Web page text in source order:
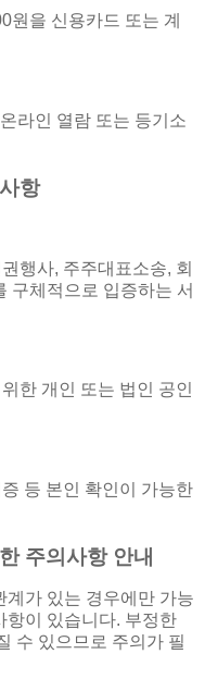
원을 신용카드 또는 계
라인 열람 또는 등기소
항
행사, 주주대표소송, 회
구체적으로 입증하는 서
한 개인 또는 법인 공인
등 본인 확인이 가능한
주의사항 안내
계가 있는 경우에만 가능
항이 있습니다. 부정한
수 있으므로 주의가 필